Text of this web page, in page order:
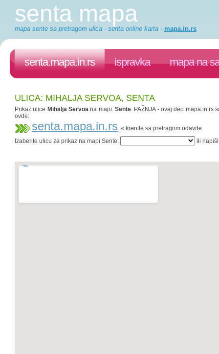
senta mapa
mapa sente sa pretragom ulica - senta online karta - mapa.in.rs
senta.mapa.in.rs ispravka mapa na
ULICA: MIHALJA SERVOA, SENTA
Prikaz ulice Mihalja Servoa na mapi.Sente. PAŽNJA - ovaj deo mapa.in.rs
ovde:
senta.mapa.in.rs. « krenite sa pretragom odavde
Izaberite ulicu za prikaz na mapi Sente:
ili